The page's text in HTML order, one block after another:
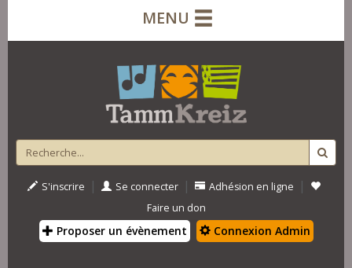
MENU
S'inscrire | Se connecter | Adhésion en ligne |
Faire un don
Proposer un évènement Connexion Admin